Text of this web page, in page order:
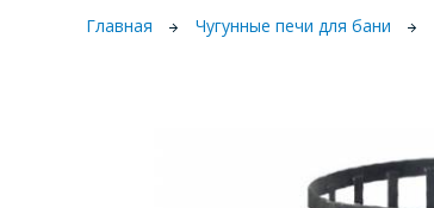
Главная Чугунные печи для бани